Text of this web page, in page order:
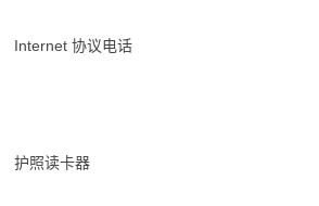
Internet 协议电话
护照读卡器